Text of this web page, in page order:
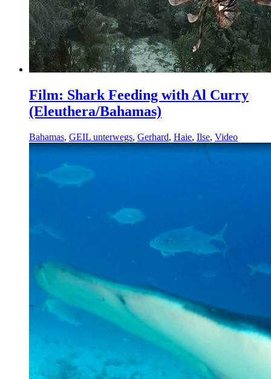
Film: Shark Feeding with Al Curry
(Eleuthera/Bahamas)
Bahamas, GEIL unterwegs, Gerhard, Haie, Ilse, Video